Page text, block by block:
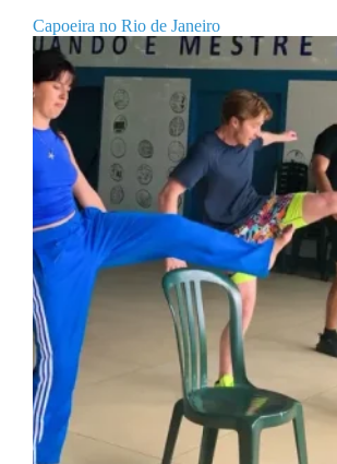
Capoeira no Rio de Janeiro